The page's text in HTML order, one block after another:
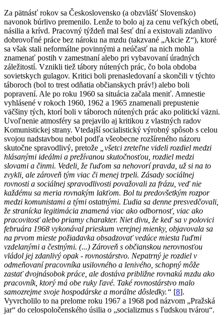
Za pätnásť rokov sa Československo (a obzvlášť Slovensko)
navonok búrlivo premenilo. Lenže to bolo aj za cenu veľkých obetí,
násilia a krívd. Pracovný týždeň mal šesť dní a existovali zdanlivo
dobrovoľné práce bez nároku na mzdu (takzvané „Akcie Z“), ktoré
sa však stali neformálne povinnými a neúčasť na nich mohla
znamenať postih v zamestnaní alebo pri vybavovaní úradných
záležitostí. Vznikli tiež tábory nútených prác, čo bola obdoba
sovietskych gulagov. Kritici boli prenasledovaní a skončili v týchto
táboroch (bol to trest odňatia občianskych práv!) alebo boli
popravení. Ale po roku 1960 sa situácia začala meniť. Amnestie
vyhlásené v rokoch 1960, 1962 a 1965 znamenali prepustenie
väčšiny tých, ktorí boli v táboroch nútených prác ako politickí väzni.
Uvoľnenie atmosféry sa prejavilo aj kritikou z vlastných radov
Komunistickej strany. Vtedajší socialistický výrobný spôsob s celou
svojou nadstavbou nebol podľa všeobecne rozšíreného názoru
skutočne spravodlivý, pretože
„všetci zreteľne videli rozdiel medzi
hlásanými ideálmi a prežívanou skutočnosťou, rozdiel medzi
slovami a činmi. Vedeli, že ľuďom sa nehovorí pravda, už si na to
zvykli, ale zároveň tým viac či menej trpeli. Zásady sociálnej
rovnosti a sociálnej spravodlivosti považovali za frázu, veď nie
každému sa meria rovnakým lakťom. Bol tu predovšetkým rozpor
medzi komunistami a tými ostatnými. Ľudia sa denne presvedčovali,
že stranícka legitimácia znamená viac ako odbornosť, viac ako
pracovitosť alebo priamy charakter. Niet divu, že keď sa v polovici
februára 1968 vykonával prieskum verejnej mienky, objavovala sa
na prvom mieste požiadavka obsadzovať vedúce miesta ľuďmi
vzdelanými a čestnými. (...) Zároveň s občianskou nerovnosťou
vládol jej zdanlivý opak - rovnostárstvo. Nepatrný je rozdiel v
odmeňovaní pracovníka usilovného a lenivého, schopný môže
zastať dvojnásobok práce, ale dostáva približne rovnakú mzdu ako
pracovník, ktorý má obe ruky ľavé. Také rovnostárstvo malo
samozrejme svoje hospodárske a morálne dôsledky.“ [8].
Vyvrcholilo to na prelome roku 1967 a 1968 pod názvom „Pražská
jar“ do celospoločenského úsilia o „socializmus s ľudskou tvárou“.